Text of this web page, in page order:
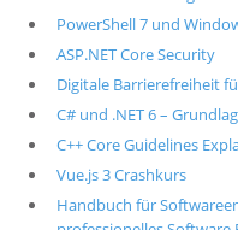
PowerShell 7 und
ASP.NET Core Security
Digitale Barrierefreiheit
C# und .NET 6 –
C++ Core Guidelines
Vue.js 3 Crashkurs
Handbuch für